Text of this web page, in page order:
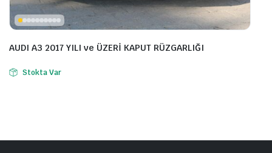
AUDI A3 2017 YILI ve ÜZERİ KAPUT RÜZGARLIĞI
Stokta Var